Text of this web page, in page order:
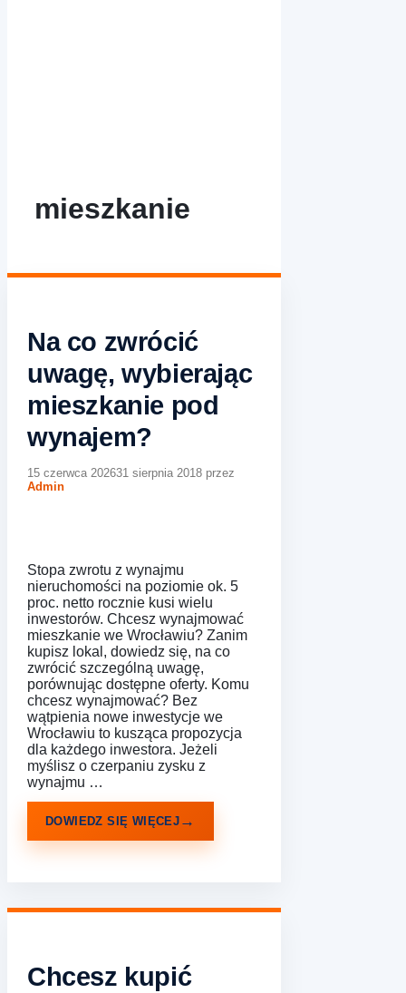
mieszkanie
Na co zwrócić
uwagę, wybierając
mieszkanie pod
wynajem?
15 czerwca 202631 sierpnia 2018 przez
Admin
Stopa zwrotu z wynajmu
nieruchomości na poziomie ok. 5
proc. netto rocznie kusi wielu
inwestorów. Chcesz wynajmować
mieszkanie we Wrocławiu? Zanim
kupisz lokal, dowiedz się, na co
zwrócić szczególną uwagę,
porównując dostępne oferty. Komu
chcesz wynajmować? Bez
wątpienia nowe inwestycje we
Wrocławiu to kusząca propozycja
dla każdego inwestora. Jeżeli
myślisz o czerpaniu zysku z
wynajmu …
DOWIEDZ SIĘ WIĘCEJ
Chcesz kupić